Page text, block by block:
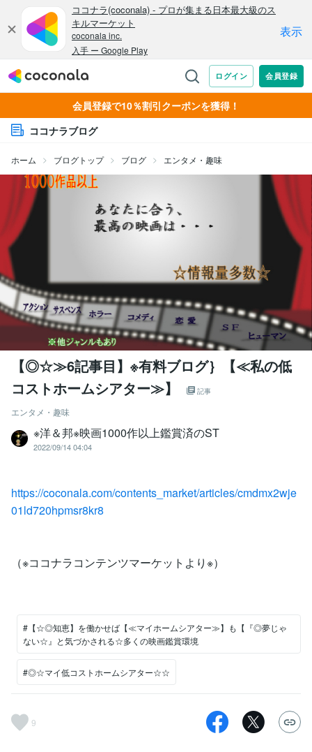
会員登録で10％割引クーポンを獲得！
ココナラブログ
ホーム ブログトップ ブログ エンタメ・趣味
【◎☆≫6記事目】※有料ブログ｝【≪私の低
コストホームシアター≫】
記事
エンタメ・趣味
※洋＆邦※映画1000作以上鑑賞済のST
2022/09/14 04:04
https://coconala.com/contents_market/articles/cmdmx2wje
01ld720hpmsr8kr8
（※ココナラコンテンツマーケットより※）
#【☆◎知恵】を働かせば【≪マイホームシアター≫】も【『◎夢じゃ
ない☆』と気づかされる☆多くの映画鑑賞環境
#◎☆マイ低コストホームシアター☆☆
9